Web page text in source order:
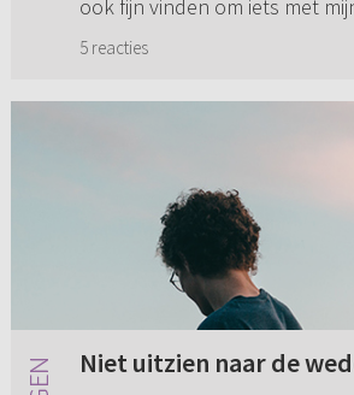
ook fijn vinden om iets met
5 reacties
Niet uitzien naar de